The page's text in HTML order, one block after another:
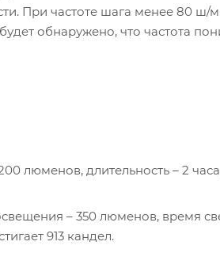
При частоте шага менее 80 ш/
обнаружено, что частота
люменов, длительность – 2
– 350 люменов, время
913 кандел.